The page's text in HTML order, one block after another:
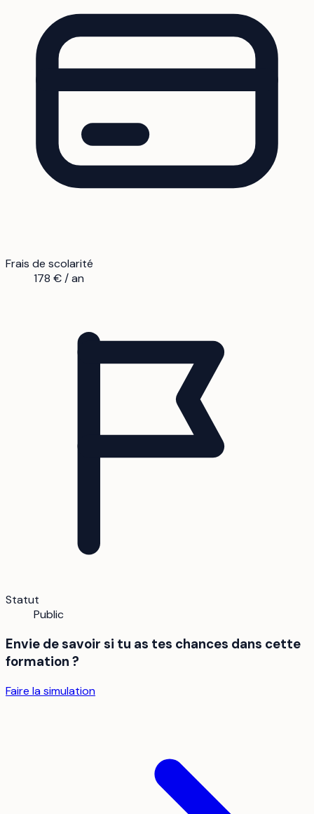
Frais de scolarité
178 € / an
Statut
Public
Envie de savoir si tu as tes chances dans cette
formation ?
Faire la simulation